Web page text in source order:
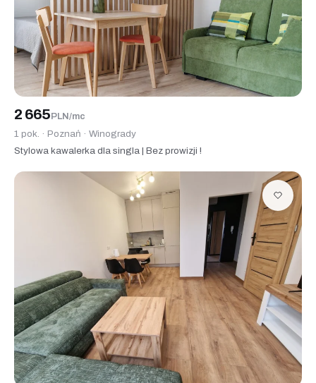
2 665 PLN/mc
1 pok. · Poznań · Winogrady
Stylowa kawalerka dla singla | Bez prowizji !